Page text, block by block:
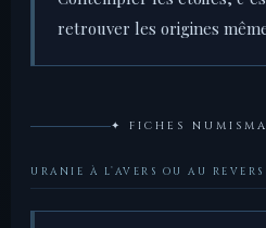
retrouver les origines
✦ FICHES
URANIE À L’AVERS OU AU